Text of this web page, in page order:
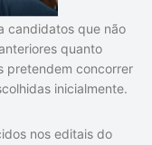
candidatos que não
quanto
pretendem concorrer
inicialmente.
nos editais do